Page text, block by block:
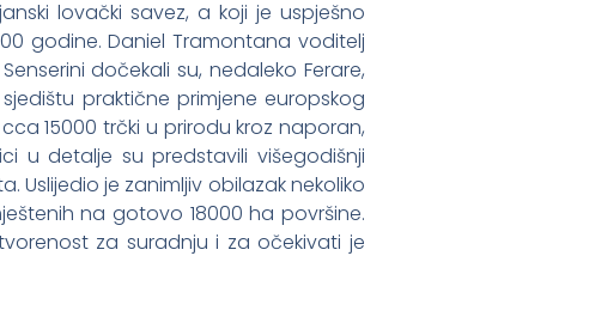
lovački savez, a koji je uspješno
godine. Daniel Tramontana voditelj
dočekali su, nedaleko Ferare,
praktične primjene europskog
15000 trčki u prirodu kroz naporan,
u detalje su predstavili višegodišnji
Uslijedio je zanimljiv obilazak nekoliko
na gotovo 18000 ha površine.
za suradnju i za očekivati je